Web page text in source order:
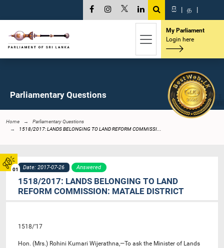
01
සි | த |
My Parliament
Login here
Parliamentary Questions
Home
Parliamentary Questions
1518/2017: LANDS BELONGING TO LAND REFORM COMMISSI...
Date: 2017-07-26 Answered
1518/2017: LANDS BELONGING TO LAND
REFORM COMMISSION: MATALE DISTRICT
1518/’17
Hon. (Mrs.) Rohini Kumari Wijerathna,—To ask the Minister of Lands